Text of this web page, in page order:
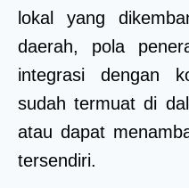
lokal yang
daerah, pola
integrasi dengan
sudah termuat di
atau dapat
tersendiri.